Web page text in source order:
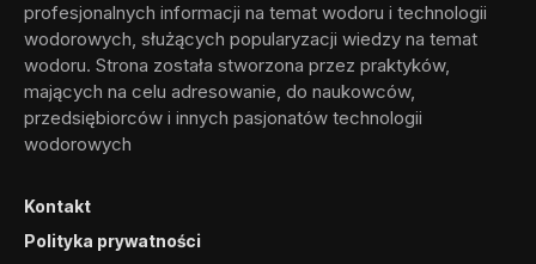
profesjonalnych informacji na temat wodoru i technologii
wodorowych, służących popularyzacji wiedzy na temat
wodoru. Strona została stworzona przez praktyków,
mających na celu adresowanie, do naukowców,
przedsiębiorców i innych pasjonatów technologii
wodorowych
Kontakt
Polityka prywatności